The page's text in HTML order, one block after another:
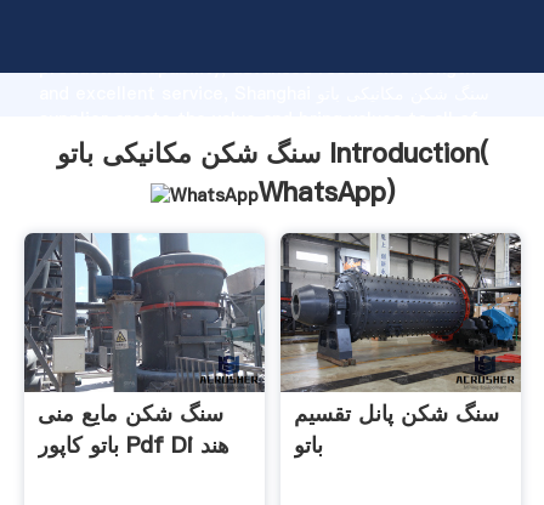
production capability, advanced research strength
customers.
سنگ شکن مکانیکی باتو Introduction(
WhatsApp)
سنگ شکن مایع منی
باتو کاپور Pdf Di هند
سنگ شکن پانل تقسیم
باتو